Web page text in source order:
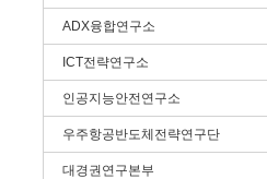
ADX융합연구소
ICT전략연구소
인공지능안전연구소
우주항공반도체전략연구단
대경권연구본부